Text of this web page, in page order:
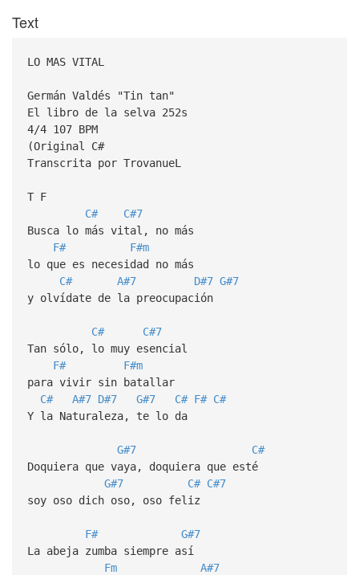
Text
LO MAS VITAL
Germán Valdés "Tin tan"
El libro de la selva 252s
4/4 107 BPM
(Original C#
Transcrita por TrovanueL
T F
C#
C#7
Busca lo más vital, no más
F#
F#m
lo que es necesidad no más
C#
A#7 D#7 G#7
y olvídate de la preocupación
C#
C#7
Tan sólo, lo muy esencial
F#
F#m
para vivir sin batallar
C#
A#7 D#7 G#7 C# F# C#
Y la Naturaleza, te lo da
G#7
C#
Doquiera que vaya, doquiera que esté
G#7
C# C#7
soy oso dich oso, oso feliz
F#
G#7
La abeja zumba siempre así
Fm
A#7